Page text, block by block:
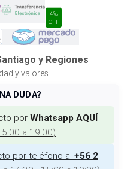
4%
OFF
y Regiones
y valores
DUDA?
por Whatsapp AQUÍ
a 19:00)
por teléfono al +56 2